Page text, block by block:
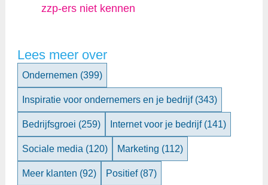
zzp-ers niet kennen
Lees meer over
Ondernemen (399)
Inspiratie voor ondernemers en je bedrijf (343)
Bedrijfsgroei (259) Internet voor je bedrijf (141)
Sociale media (120) Marketing (112)
Meer klanten (92) Positief (87)